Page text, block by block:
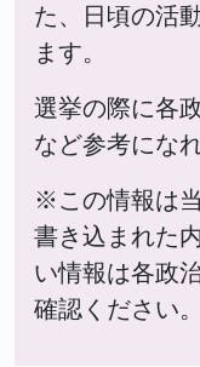
た、日頃の活
ます。
選挙の際に各
など参考にな
※この情報は
書き込まれた
い情報は各政
確認ください。